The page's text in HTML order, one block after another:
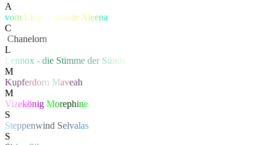
A
vom Lich eküsste Aleena
C
Chanelorn
L
Lennox - die Stimme der Sünde
M
Kupferdorn Maveah
M
Vizekönig Morephine
S
Steppenwind Selvalas
S